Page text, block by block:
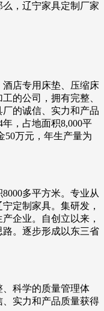
，辽宁家具定制厂家
店专用床垫、压缩床
的公司，拥有完整、
的诚信、实力和产品
，占地面积8,000平
50万元，年生产量为
多平方米。专业从
定制家具。集研发，
企业。自创立以来，
。逐步形成以东三省
科学的质量管理体
实力和产品质量获得